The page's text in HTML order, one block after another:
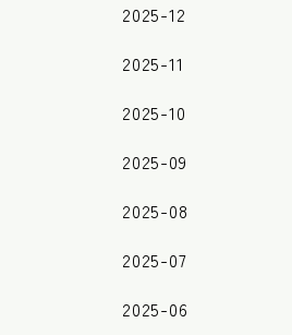
2025-12
2025-11
2025-10
2025-09
2025-08
2025-07
2025-06